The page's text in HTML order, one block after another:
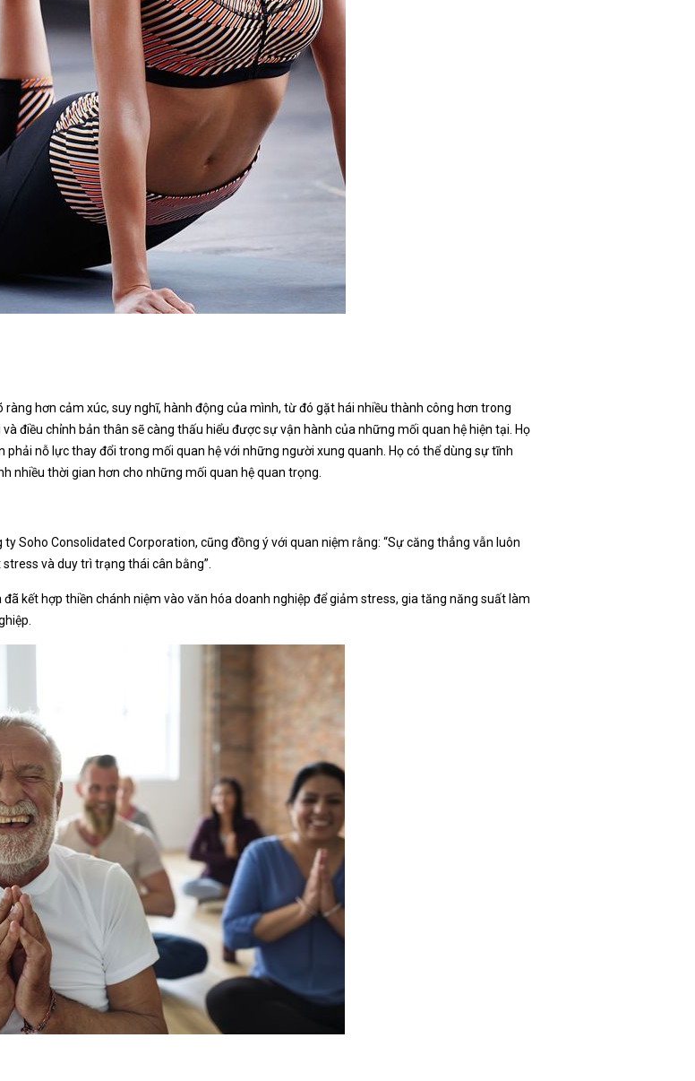
hơn cảm xúc, suy nghĩ, hành động của mình, từ đó gặt hái nhiều thành công hơn trong
điều chỉnh bản thân sẽ càng thấu hiểu được sự vận hành của những mối quan hệ hiện tại. Họ
nỗ lực thay đổi trong mối quan hệ với những người xung quanh. Họ có thể dùng sự tĩnh
nhiều thời gian hơn cho những mối quan hệ quan trọng.
Soho Consolidated Corporation, cũng đồng ý với quan niệm rằng: “Sự căng thẳng vẫn luôn
và duy trì trạng thái cân bằng”.
kết hợp thiền chánh niệm vào văn hóa doanh nghiệp để giảm stress, gia tăng năng suất làm